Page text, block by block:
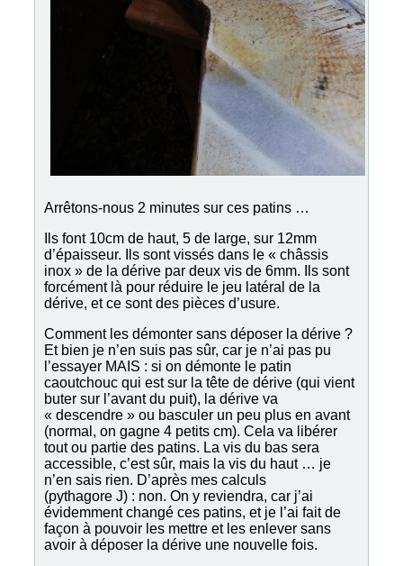
Arrêtons-nous 2 minutes sur ces patins …
Ils font 10cm de haut, 5 de large, sur 12mm
d’épaisseur. Ils sont vissés dans le « châssis
inox » de la dérive par deux vis de 6mm. Ils sont
forcément là pour réduire le jeu latéral de la
dérive, et ce sont des pièces d’usure.
Comment les démonter sans déposer la dérive ?
Et bien je n’en suis pas sûr, car je n’ai pas pu
l’essayer MAIS : si on démonte le patin
caoutchouc qui est sur la tête de dérive (qui vient
buter sur l’avant du puit), la dérive va
« descendre » ou basculer un peu plus en avant
(normal, on gagne 4 petits cm). Cela va libérer
tout ou partie des patins. La vis du bas sera
accessible, c’est sûr, mais la vis du haut … je
n’en sais rien. D’après mes calculs
(pythagore J) : non. On y reviendra, car j’ai
évidemment changé ces patins, et je l’ai fait de
façon à pouvoir les mettre et les enlever sans
avoir à déposer la dérive une nouvelle fois.